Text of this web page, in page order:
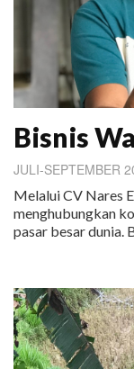
Bisnis
JULI-SEPTEMBER
Melalui CV Nares
menghubungkan
pasar besar dunia.